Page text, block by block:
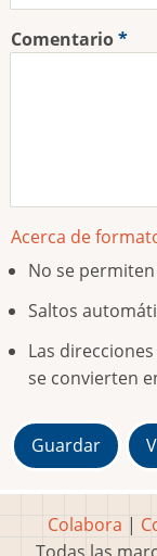
Comentario
Acerca de
No se
Saltos
Las
se convierten
Colabora |